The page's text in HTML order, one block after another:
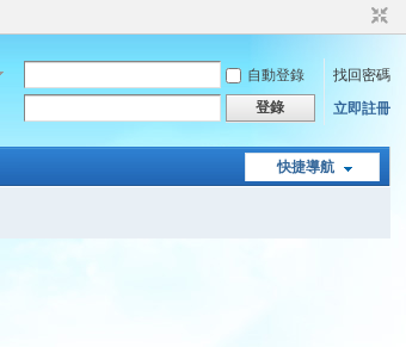
自動登錄
找回密碼
登錄 立即註冊
快捷導航